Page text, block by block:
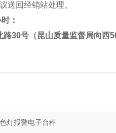
议送回经销站处理。
：
30号（昆山质量监督局向西